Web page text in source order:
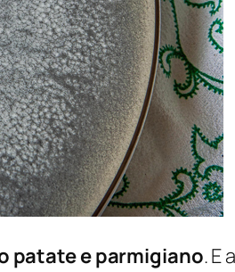
patate e parmigiano. E